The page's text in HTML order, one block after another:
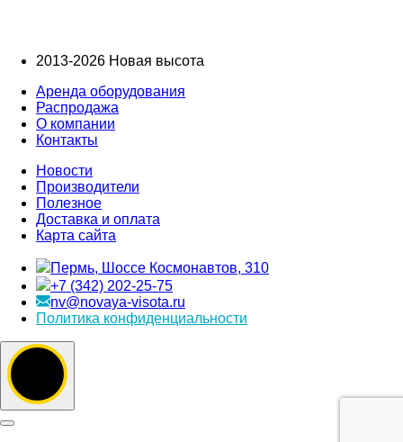
2013-2026 Новая высота
Аренда оборудования
Распродажа
О компании
Контакты
Новости
Производители
Полезное
Доставка и оплата
Карта сайта
Пермь, Шоссе Космонавтов, 310
+7 (342) 202-25-75
nv@novaya-visota.ru
Политика конфиденциальности